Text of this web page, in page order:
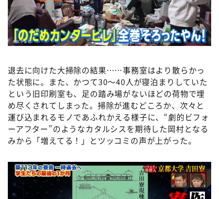
退去に向けた大掃除の結果……事務室はより散らかっ
た状態に。また、かつて30〜40人が寝泊まりしていた
という旧印刷室も、足の踏み場がないほどの荷物で埋
め尽くされてしまった。掃除が進むどころか、次々と
運び込まれるモノであふれかえる様子に、“劇的ビフォ
ーアフター”のようなカタルシスを期待した岡村となる
みから「増えてる！」とツッコミの声が上がった。